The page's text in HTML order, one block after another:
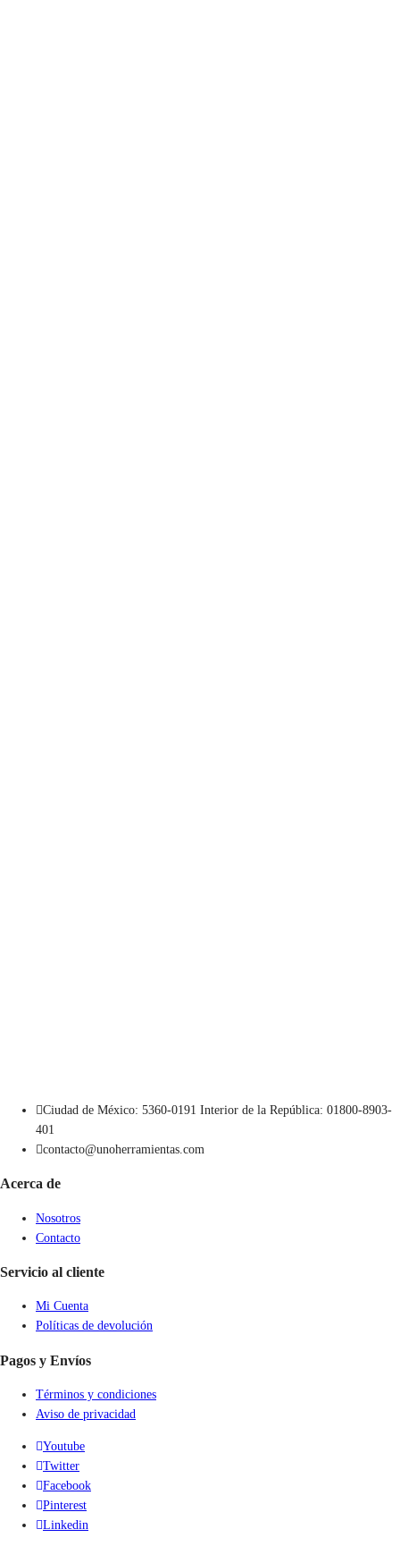
Ciudad de México: 5360-0191 Interior de la República: 01800-8903-
401
contacto@unoherramientas.com
Acerca de
Nosotros
Contacto
Servicio al cliente
Mi Cuenta
Políticas de devolución
Pagos y Envíos
Términos y condiciones
Aviso de privacidad
Youtube
Twitter
Facebook
Pinterest
Linkedin